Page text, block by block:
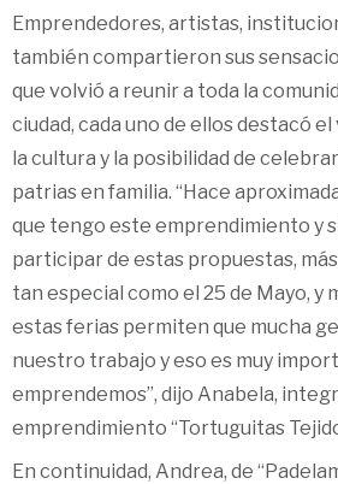
Emprendedores, artistas,
también compartieron sus
que volvió a reunir a toda la
ciudad, cada uno de ellos destacó
la cultura y la posibilidad de
patrias en familia. “Hace
que tengo este emprendimiento y
participar de estas propuestas,
tan especial como el 25 de Mayo, y
estas ferias permiten que mucha
nuestro trabajo y eso es muy
emprendemos”, dijo Anabela,
emprendimiento “Tortuguitas
En continuidad, Andrea, de